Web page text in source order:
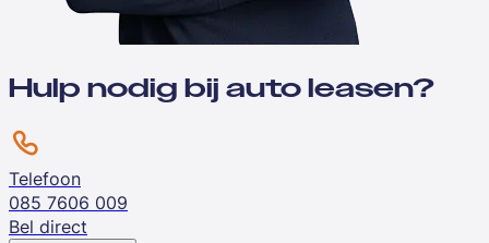
Hulp nodig bij auto leasen?
Telefoon
085 7606 009
Bel direct